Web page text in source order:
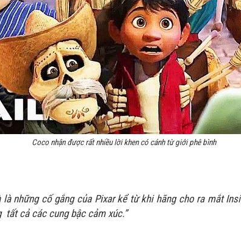
Coco nhận được rất nhiều lời khen có cánh từ giới phê bình
là những cố gắng của Pixar kể từ khi hãng cho ra mắt
cả các cung bậc cảm xúc.”